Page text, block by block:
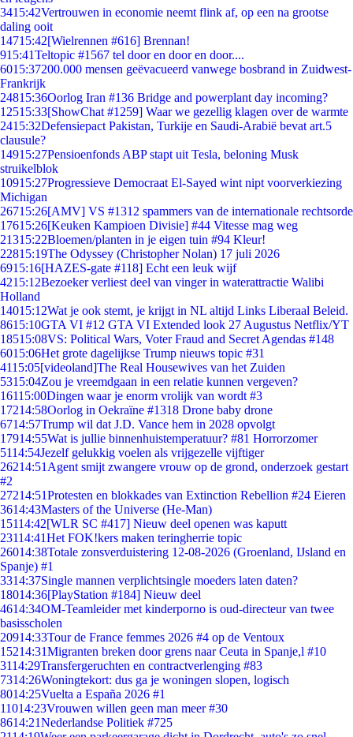
3415:42Vertrouwen in economie neemt flink af, op een na grootse
daling ooit
14715:42[Wielrennen #616] Brennan!
915:41Teltopic #1567 tel door en door en door....
6015:37200.000 mensen geëvacueerd vanwege bosbrand in Zuidwest-
Frankrijk
24815:36Oorlog Iran #136 Bridge and powerplant day incoming?
12515:33[ShowChat #1259] Waar we gezellig klagen over de warmte
2415:32Defensiepact Pakistan, Turkije en Saudi-Arabië bevat art.5
clausule?
14915:27Pensioenfonds ABP stapt uit Tesla, beloning Musk
struikelblok
10915:27Progressieve Democraat El-Sayed wint nipt voorverkiezing
Michigan
26715:26[AMV] VS #1312 spammers van de internationale rechtsorde
17615:26[Keuken Kampioen Divisie] #44 Vitesse mag weg
21315:22Bloemen/planten in je eigen tuin #94 Kleur!
22815:19The Odyssey (Christopher Nolan) 17 juli 2026
6915:16[HAZES-gate #118] Echt een leuk wijf
4215:12Bezoeker verliest deel van vinger in waterattractie Walibi
Holland
14015:12Wat je ook stemt, je krijgt in NL altijd Links Liberaal Beleid.
8615:10GTA VI #12 GTA VI Extended look 27 Augustus Netflix/YT
18515:08VS: Political Wars, Voter Fraud and Secret Agendas #148
6015:06Het grote dagelijkse Trump nieuws topic #31
4115:05[videoland]The Real Housewives van het Zuiden
5315:04Zou je vreemdgaan in een relatie kunnen vergeven?
16115:00Dingen waar je enorm vrolijk van wordt #3
17214:58Oorlog in Oekraïne #1318 Drone baby drone
6714:57Trump wil dat J.D. Vance hem in 2028 opvolgt
17914:55Wat is jullie binnenhuistemperatuur? #81 Horrorzomer
5114:54Jezelf gelukkig voelen als vrijgezelle vijftiger
26214:51 Agent smijt zwangere vrouw op de grond, onderzoek gestart
#2
27214:51Protesten en blokkades van Extinction Rebellion #24 Eieren
3614:43Masters of the Universe (He-Man)
15114:42[WLR SC #417] Nieuw deel openen was kaputt
23114:41Het FOK!kers maken teringherrie topic
26014:38Totale zonsverduistering 12-08-2026 (Groenland, IJsland en
Spanje) #1
3314:37Single mannen verplichtsingle moeders laten daten?
18014:36[PlayStation #184] Nieuw deel
4614:34OM-Teamleider met kinderporno is oud-directeur van twee
basisscholen
20914:33Tour de France femmes 2026 #4 op de Ventoux
15214:31Migranten breken door grens naar Ceuta in Spanje,l #10
3114:29Transfergeruchten en contractverlenging #83
7314:26Woningtekort: dus ga je woningen slopen, logisch
8014:25Vuelta a España 2026 #1
11014:23Vrouwen willen geen man meer #30
8614:21Nederlandse Politiek #725